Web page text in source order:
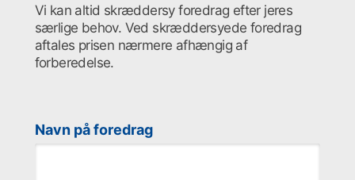
Navn på foredrag
Vi kan altid skræddersy foredrag efter jeres
særlige behov. Ved skræddersyede foredrag
aftales prisen nærmere afhængig af
forberedelse.